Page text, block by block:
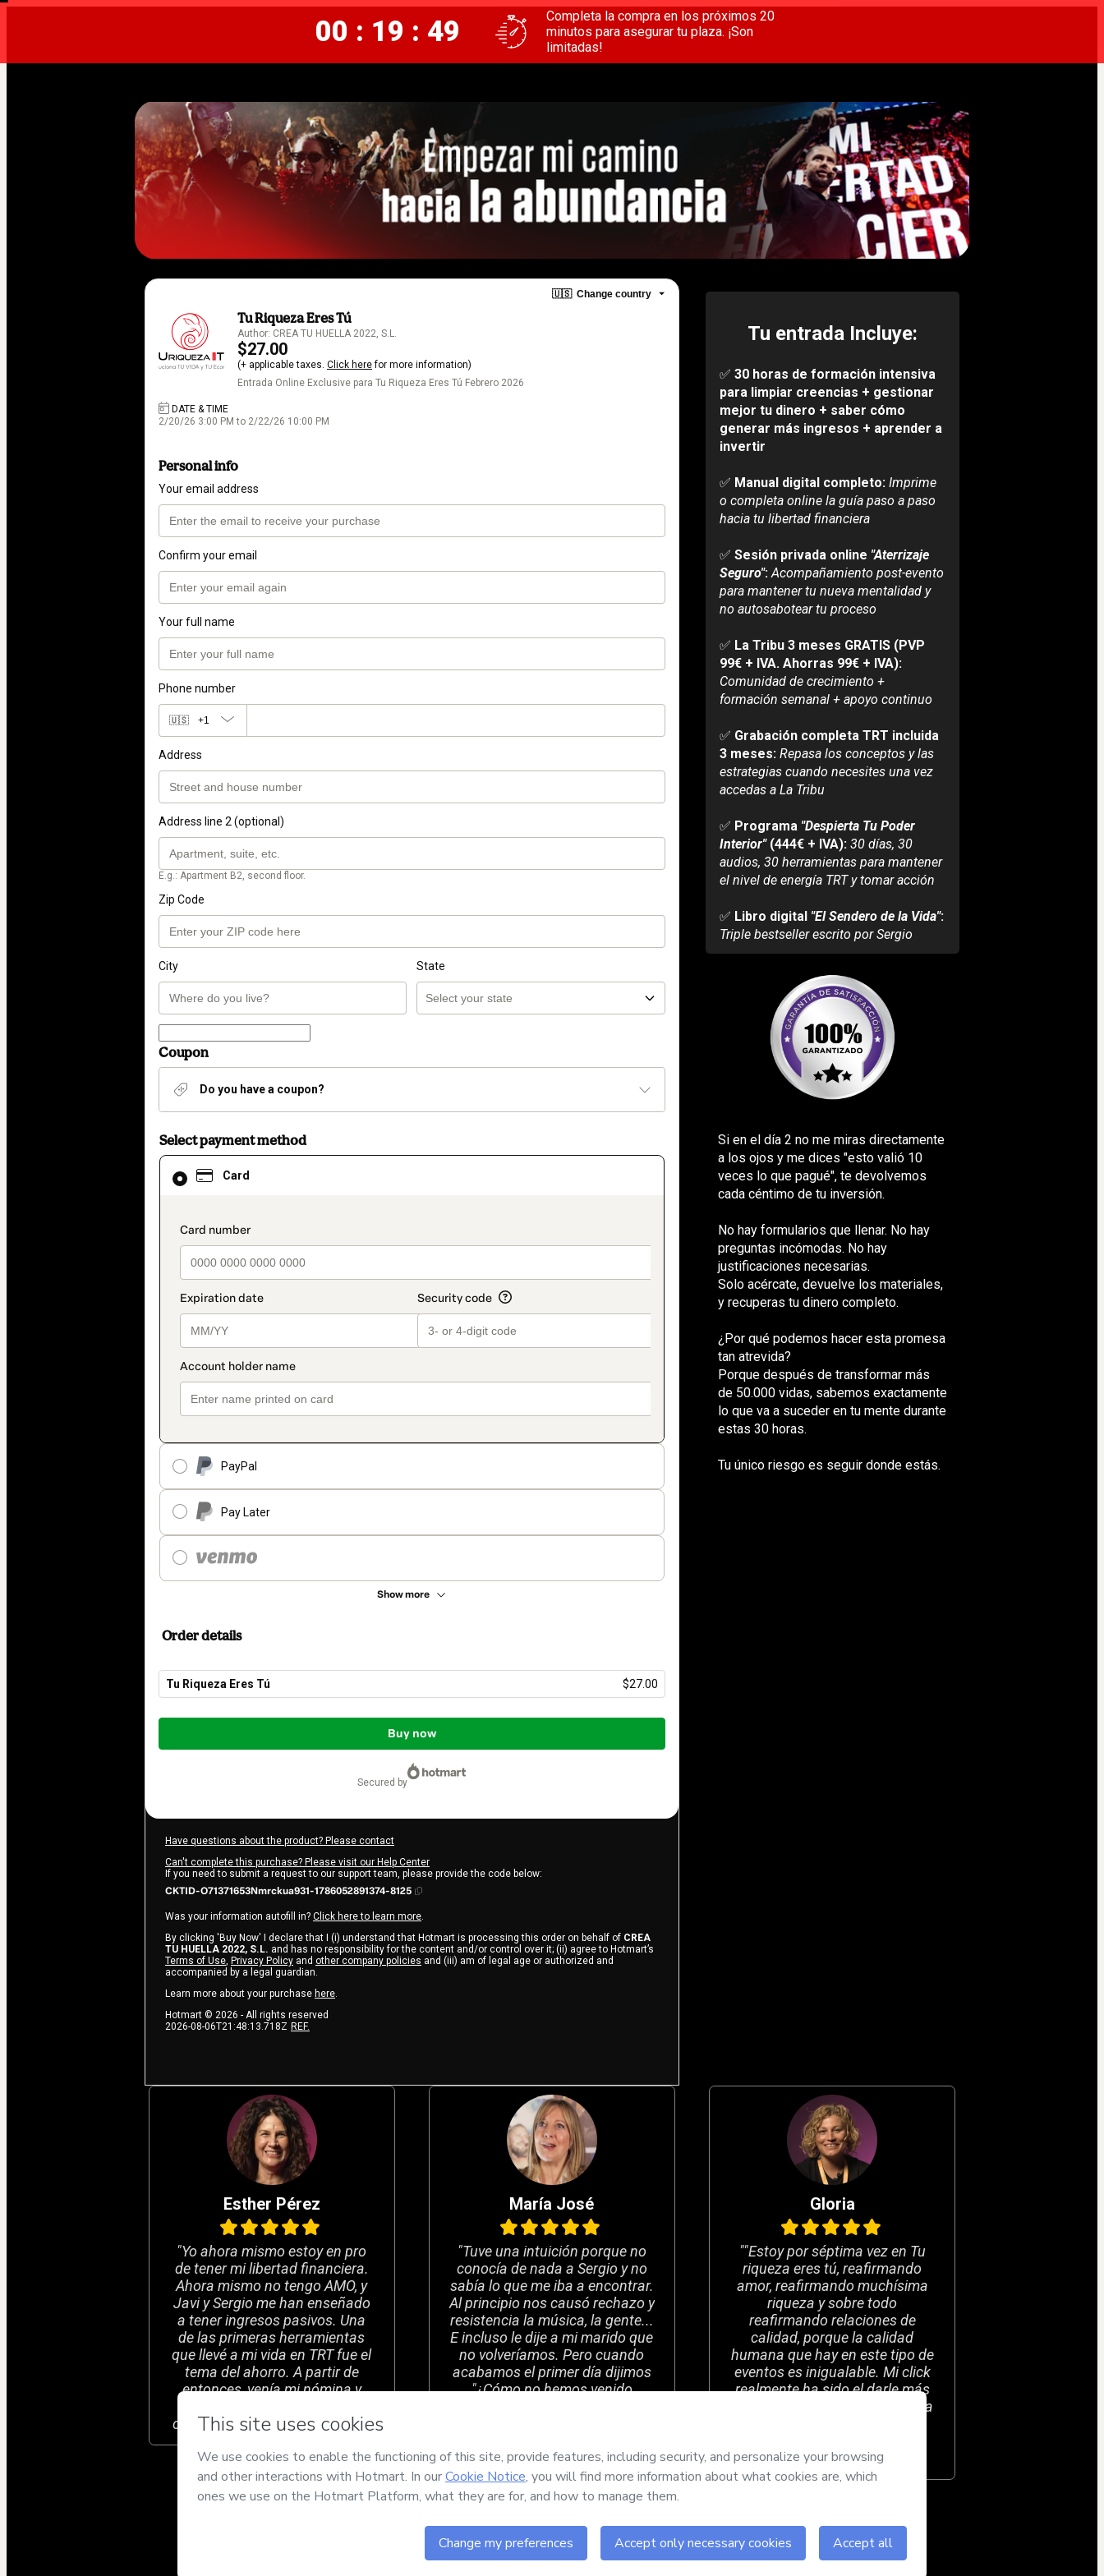
00 : 19 : 49
Completa la compra en los próximos 20
minutos para asegurar tu plaza. ¡Son
limitadas!
🇺🇸 Change country
Tu Riqueza Eres Tú
Author: CREA TU HUELLA 2022, S.L.
$27.00
(+ applicable taxes. Click herefor more information)
Entrada Online Exclusive para Tu Riqueza Eres Tú Febrero 2026
DATE & TIME
2/20/26 3:00 PM to 2/22/26 10:00 PM
Personal info
Your email address
Confirm your email
Your full name
Phone number
🇺🇸 +1
Address
Address line 2 (optional)
E.g.: Apartment B2, second floor.
Zip Code
City State
Coupon
Do you have a coupon?
Select payment method
Card
payment_data.section_title_v2
PayPal
Pay Later
Show more
Card
selected
method
Order details
Tu Riqueza Eres Tú $27.00
Total
$27.00
Buy now
secured by
Have questions about the product? Please contact
Can't complete this purchase? Please visit our Help Center
If you need to submit a request to our support team, please provide the code below:
CKTID-O71371653Nmrckua931-1786052891374-8125
Was your information autofill in? Click here to learn more.
By clicking 'Buy Now' I declare that I (i) understand that Hotmart is processing this order on behalf of CREA
TU HUELLA 2022, S.L. and has no responsibility for the content and/or control over it; (ii) agree to Hotmart’s
Terms of Use, Privacy Policy and other company policies and (iii) am of legal age or authorized and
accompanied by a legal guardian.
Learn more about your purchase here.
Hotmart © 2026 - All rights reserved
2026-08-06T21:48:13.718Z REF.
Tu entrada Incluye:
✅ 30 horas de formación intensiva
para limpiar creencias + gestionar
mejor tu dinero + saber cómo
generar más ingresos + aprender a
invertir
✅ Manual digital completo: Imprime
o completa online la guía paso a paso
hacia tu libertad financiera
✅ Sesión privada online "Aterrizaje
Seguro": Acompañamiento post-evento
para mantener tu nueva mentalidad y
no autosabotear tu proceso
✅ La Tribu 3 meses GRATIS (PVP
99€ + IVA. Ahorras 99€ + IVA):
Comunidad de crecimiento +
formación semanal + apoyo continuo
✅ Grabación completa TRT incluida
3 meses: Repasa los conceptos y las
estrategias cuando necesites una vez
accedas a La Tribu
✅ Programa "Despierta Tu Poder
Interior" (444€ + IVA): 30 días, 30
audios, 30 herramientas para mantener
el nivel de energía TRT y tomar acción
✅ Libro digital "El Sendero de la Vida" :
Triple bestseller escrito por Sergio
Si en el día 2 no me miras directamente
a los ojos y me dices "esto valió 10
veces lo que pagué", te devolvemos
cada céntimo de tu inversión.
No hay formularios que llenar. No hay
preguntas incómodas. No hay
justificaciones necesarias.
Solo acércate, devuelve los materiales,
y recuperas tu dinero completo.
¿Por qué podemos hacer esta promesa
tan atrevida?
Porque después de transformar más
de 50.000 vidas, sabemos exactamente
lo que va a suceder en tu mente durante
estas 30 horas.
Tu único riesgo es seguir donde estás.
Esther Pérez
"Yo ahora mismo estoy en pro
de tener mi libertad financiera.
Ahora mismo no tengo AMO, y
Javi y Sergio me han enseñado
a tener ingresos pasivos. Una
de las primeras herramientas
que llevé a mi vida en TRT fue el
tema del ahorro. A partir de
entonces, venía mi nómina y
cuenta que me creé de ahorro."
María José
"Tuve una intuición porque no
conocía de nada a Sergio y no
sabía lo que me iba a encontrar.
Al principio nos causó rechazo y
resistencia la música, la gente...
E incluso le dije a mi marido que
no volveríamos. Pero cuando
acabamos el primer día dijimos
"¿Cómo no hemos venido
Gloria
""Estoy por séptima vez en Tu
riqueza eres tú, reafirmando
amor, reafirmando muchísima
riqueza y sobre todo
reafirmando relaciones de
calidad, porque la calidad
humana que hay en este tipo de
eventos es inigualable. Mi click
realmente ha sido el darle más
valor todavía de lo que me daba
realmente me impulsan.""